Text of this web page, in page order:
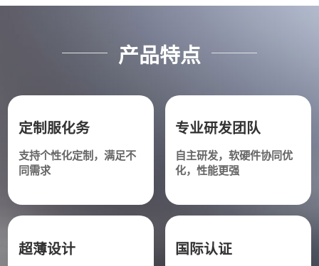
产品特点
定制服化务
支持个性化定制，满足不
同需求
专业研发团队
自主研发，软硬件协同优
化，性能更强
超薄设计 国际认证